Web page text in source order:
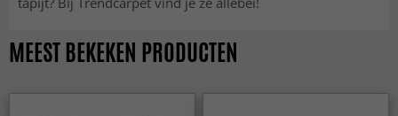
MEEST BEKEKEN PRODUCTEN